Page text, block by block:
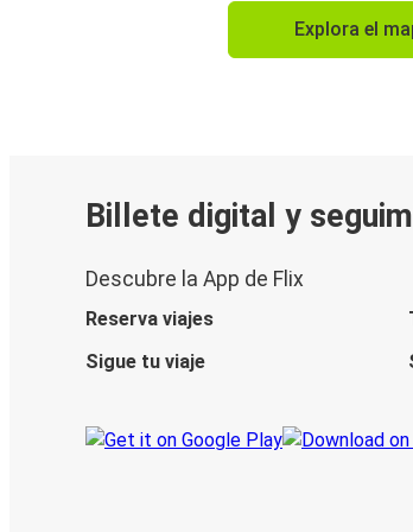
Explora el
Billete digital y
Descubre la App de Flix
Reserva viajes
Sigue tu viaje